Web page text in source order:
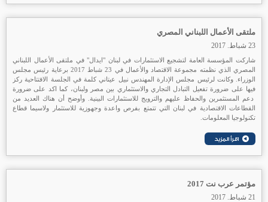
ملتقى الأعمال اللبناني المصري
23 شباط. 2017
شاركت المؤسسة العامة لتشجيع الاستثمارات في لبنان "ايدال" في ملتقى الأعمال اللبناني
المصري الذي نظمته مجموعة الاقتصاد والأعمال في 23 شباط 2017 برعاية رئيس مجلس
الوزراء. وكانت لرئيس مجلس الإدارة المهندس نبيل عيتاني كلمة في الجلسة الافتتاحية ركز
فيها على ضرورة تفعيل التبادل التجاري والاستثماري بين مصر ولبنان، كما اكد على ضرورة
دعم المستثمرين والحفاظ عليهم والترويج للاستثمارات البينية. وأوضح أن هناك العديد من
القطاعات الاقتصادية في لبنان التي تتمتع بفرص واعدة وجهوزية للاستثمار ولاسيما قطاع
تكنولوجيا المعلومات.
مؤتمر عرب نت 2017
21 شباط. 2017